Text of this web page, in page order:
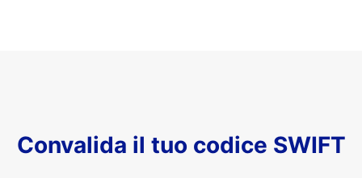
Convalida il tuo codice SWIFT